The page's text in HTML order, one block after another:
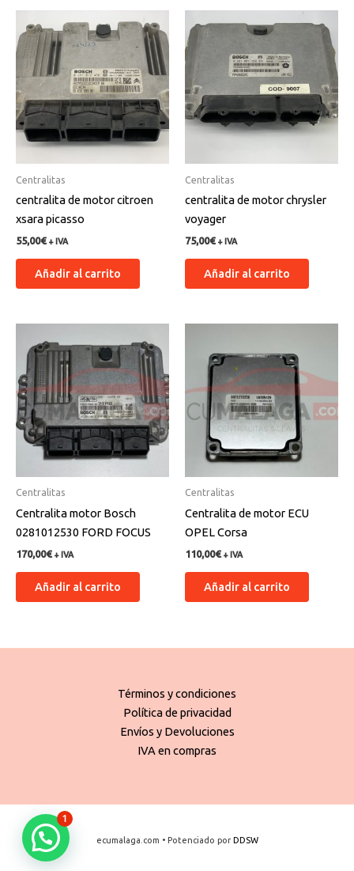
Centralitas
centralita de motor citroen
xsara picasso
55,00€ + IVA
Añadir al carrito
Centralitas
centralita de motor chrysler
voyager
75,00€ + IVA
Añadir al carrito
Centralitas
Centralita motor Bosch
0281012530 FORD FOCUS
170,00€ + IVA
Añadir al carrito
Centralitas
Centralita de motor ECU
OPEL Corsa
110,00€ + IVA
Añadir al carrito
Términos y condiciones
Política de privacidad
Envíos y Devoluciones
IVA en compras
ecumalaga.com • Potenciado por DDSW
1